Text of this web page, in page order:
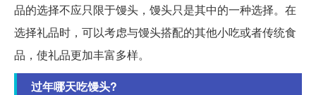
品的选择不应只限于馒头，馒头只是其中的一种选择。在
选择礼品时，可以考虑与馒头搭配的其他小吃或者传统食
品，使礼品更加丰富多样。
过年哪天吃馒头?